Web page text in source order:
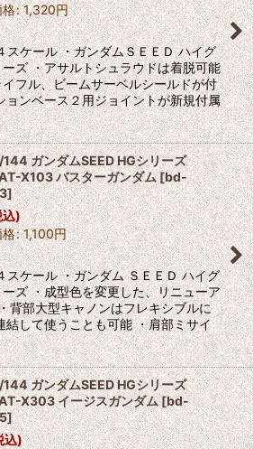
格: 1,320円
スケール ・ガンダムＳＥＥＤ ハイグ
ズ ・アサルトシュラウドは着脱可能
フル、ビームサーベルシールドが付
ョンベース２用ジョイントが新規付属
144 ガンダムSEED HGシリーズ
X103 バスターガンダム[bd-
]
込)
格: 1,100円
スケール ・ガンダム ＳＥＥＤ ハイグ
ズ ・成型色を変更した、リニューア
背部大型キャノンはフレキシブルに
して使うことも可能 ・肩部ミサイ
144 ガンダムSEED HGシリーズ
X303 イージスガンダム [bd-
]
込)